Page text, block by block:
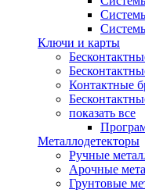
Ключи и карты
Контактные
показать все
Металлодетекторы
Ручные
Арочные
Грунтовые